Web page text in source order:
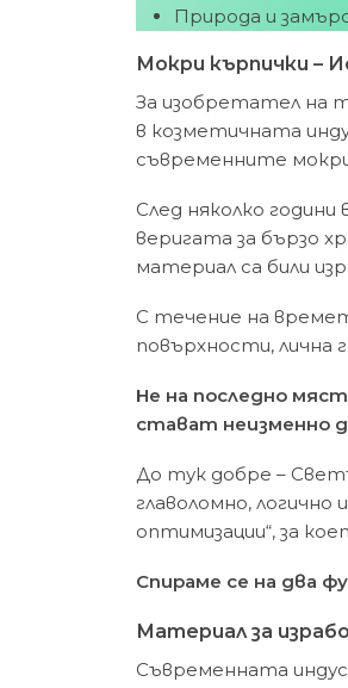
Природа и
Мокри кърпички –
За изобретател на
в козметичната
съвременните
След няколко
веригата за бързо
материал са били
С течение на
повърхности, лична
Не на последно
стават неизменно
До тук добре –
главоломно, логично
оптимизации“, за
Спираме се на два
Материал за
Съвременната